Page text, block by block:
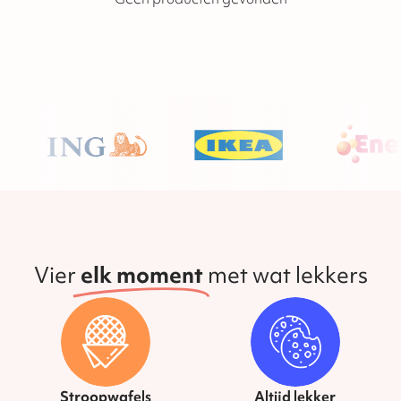
Vier elk moment met wat lekkers
Stroopwafels Altijd lekker